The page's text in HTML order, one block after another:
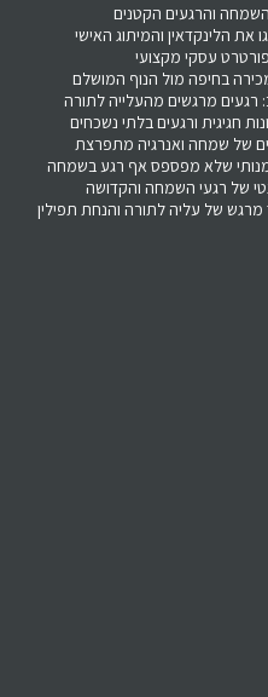
והרגעים הקטנים
את הלינקדאין והמיתוג האישי
עסקי מקצועי
בחיפה מול הנוף המושלם
רגעים מרגשים מהעלייה לתורה
חגיגית ורגעים בלתי נשכחים
של שמחה ואנרגיה מתפרצת
שלא מפספס אף רגע בשמחה
של רגעי השמחה והקדושה
של עליה לתורה והנחת תפילין